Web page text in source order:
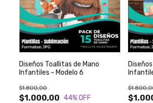
Diseños Toallitas de Mano
Infantiles - Modelo 6
$1.000,00
$1.800,00
44% OFF